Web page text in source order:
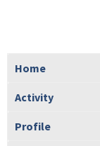
Home
Activity
Profile